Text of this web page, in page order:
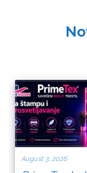
August 3, 2026